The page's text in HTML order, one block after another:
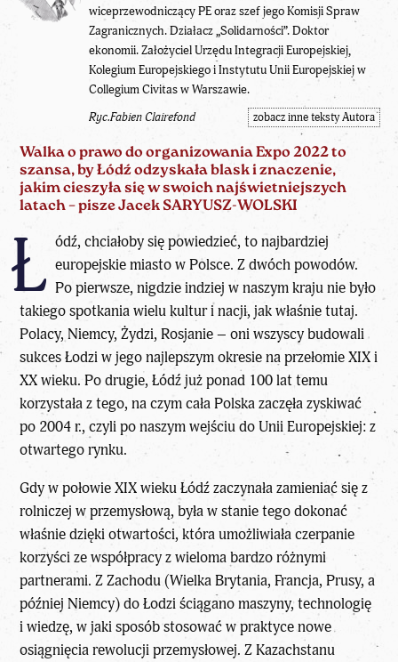
wiceprzewodniczący PE oraz szef jego Komisji Spraw
Zagranicznych. Działacz „Solidarności”. Doktor
ekonomii. Założyciel Urzędu Integracji Europejskiej,
Kolegium Europejskiego i Instytutu Unii Europejskiej w
Collegium Civitas w Warszawie.
Ryc.Fabien Clairefond zobacz inne teksty Autora
Walka o prawo do organizowania Expo 2022 to
szansa, by Łódź odzyskała blask i znaczenie,
jakim cieszyła się w swoich najświetniejszych
latach – pisze Jacek SARYUSZ-WOLSKI
Ł ódź, chciałoby się powiedzieć, to najbardziej
europejskie miasto w Polsce. Z dwóch powodów.
Po pierwsze, nigdzie indziej w naszym kraju nie było
takiego spotkania wielu kultur i nacji, jak właśnie tutaj.
Polacy, Niemcy, Żydzi, Rosjanie – oni wszyscy budowali
sukces Łodzi w jego najlepszym okresie na przełomie XIX i
XX wieku. Po drugie, Łódź już ponad 100 lat temu
korzystała z tego, na czym cała Polska zaczęła zyskiwać
po 2004 r., czyli po naszym wejściu do Unii Europejskiej: z
otwartego rynku.
Gdy w połowie XIX wieku Łódź zaczynała zamieniać się z
rolniczej w przemysłową, była w stanie tego dokonać
właśnie dzięki otwartości, która umożliwiała czerpanie
korzyści ze współpracy z wieloma bardzo różnymi
partnerami. Z Zachodu (Wielka Brytania, Francja, Prusy, a
później Niemcy) do Łodzi ściągano maszyny, technologię
i wiedzę, w jaki sposób stosować w praktyce nowe
osiągnięcia rewolucji przemysłowej. Z Kazachstanu